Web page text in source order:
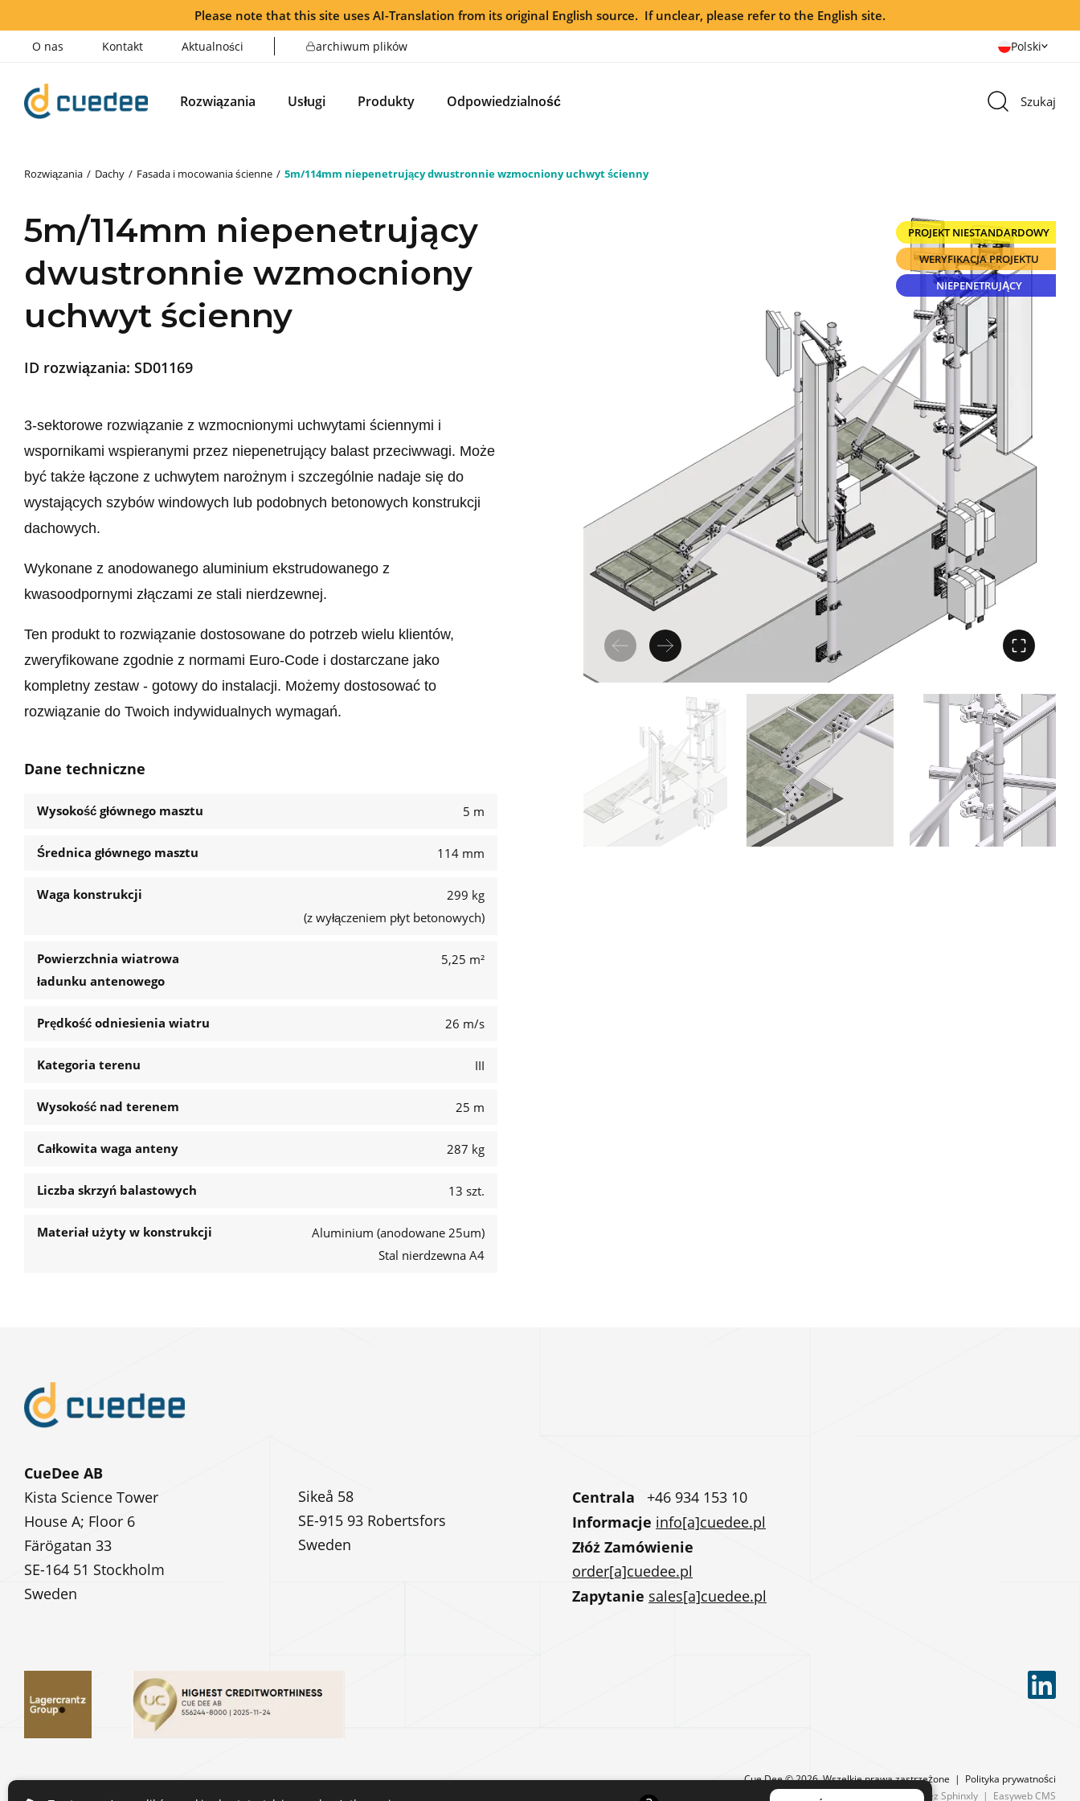
Please note that this site uses AI-Translation from its original English source. If unclear, please refer to the English site.
O nas Kontakt Aktualności archiwum plików Polski
Rozwiązania Usługi Produkty Odpowiedzialność Szukaj
Rozwiązania Dachy Fasada i mocowania ścienne 5m/114mm niepenetrujący dwustronnie wzmocniony uchwyt ścienny
5m/114mm niepenetrujący
dwustronnie wzmocniony
uchwyt ścienny
ID rozwiązania: SD01169
3-sektorowe rozwiązanie z wzmocnionymi uchwytami ściennymi i
wspornikami wspieranymi przez niepenetrujący balast przeciwwagi. Może
być także łączone z uchwytem narożnym i szczególnie nadaje się do
wystających szybów windowych lub podobnych betonowych konstrukcji
dachowych.
Wykonane z anodowanego aluminium ekstrudowanego z
kwasoodpornymi złączami ze stali nierdzewnej.
Ten produkt to rozwiązanie dostosowane do potrzeb wielu klientów,
zweryfikowane zgodnie z normami Euro-Code i dostarczane jako
kompletny zestaw - gotowy do instalacji. Możemy dostosować to
rozwiązanie do Twoich indywidualnych wymagań.
Dane techniczne
Wysokość głównego masztu 5 m
Średnica głównego masztu 114 mm
Waga konstrukcji
299 kg
(z wyłączeniem płyt betonowych)
Powierzchnia wiatrowa
ładunku antenowego
5,25 m²
Prędkość odniesienia wiatru 26 m/s
Kategoria terenu III
Wysokość nad terenem 25 m
Całkowita waga anteny 287 kg
Liczba skrzyń balastowych 13 szt.
Materiał użyty w konstrukcji
Aluminium (anodowane 25um)
Stal nierdzewna A4
PROJEKT NIESTANDARDOWY
WERYFIKACJA PROJEKTU
NIEPENETRUJĄCY
CueDee AB
Kista Science Tower
House A; Floor 6
Färögatan 33
SE-164 51 Stockholm
Sweden
Sikeå 58
SE-915 93 Robertsfors
Sweden
Centrala +46 934 153 10
Informacje info[a]cuedee.pl
Złóż Zamówienie
order[a]cuedee.pl
Zapytanie sales[a]cuedee.pl
Cue Dee © 2026.Wszelkie prawa zastrzeżone | Polityka prywatności
Projektowane przez Sphinxly | Easyweb CMS